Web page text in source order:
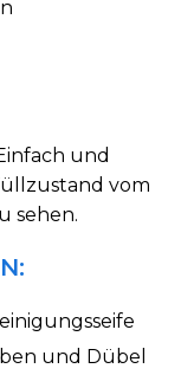
und
vom
sehen.
und Dübel